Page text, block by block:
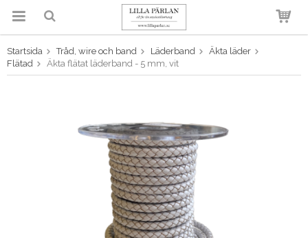
Produkten har blivit tillagd i
varukorgen
Startsida Tråd, wire och band Läderband
Äkta läder
Flätad
Äkta flätat läderband - 5 mm, vit